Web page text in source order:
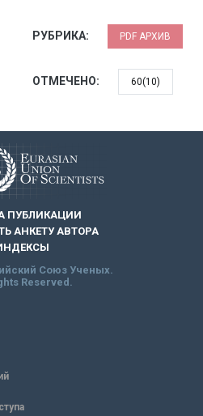
РУБРИКА: PDF АРХИВ
ОТМЕЧЕНО: 60(10)
ПУБЛИКАЦИИ
АНКЕТУ АВТОРА
Союз Ученых.
Reserved.